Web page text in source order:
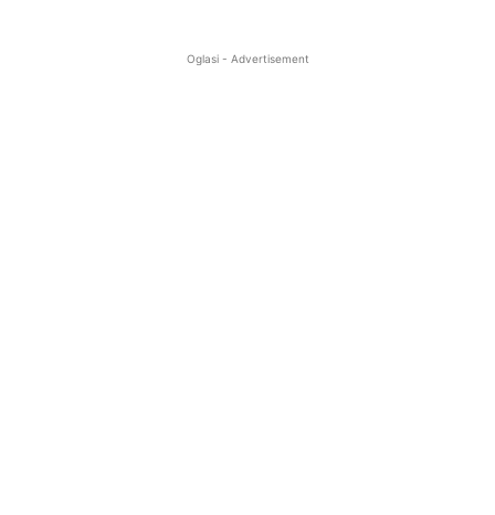
Oglasi - Advertisement